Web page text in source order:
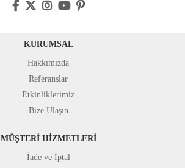
KURUMSAL
Hakkımızda
Referanslar
Etkinliklerimiz
Bize Ulaşın
MÜŞTERİ HİZMETLERİ
İade ve İptal